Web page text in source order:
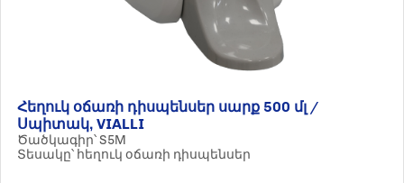
Հեղուկ օճառի դիսպենսեր սարք 500 մլ /
Սպիտակ, VIALLI
Ծածկագիր՝ S5M
Տեսակը՝ հեղուկ օճառի դիսպենսեր